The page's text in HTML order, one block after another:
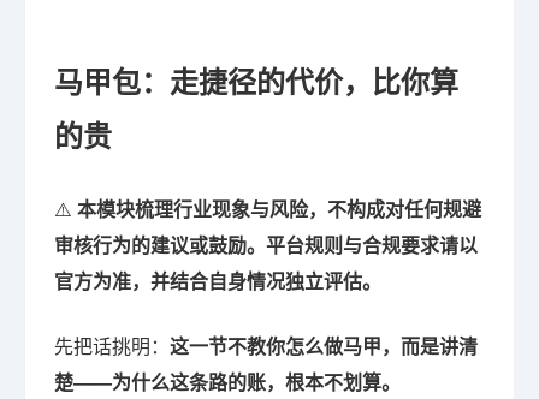
马甲包：走捷径的代价，比你算
的贵
⚠️ 本模块梳理行业现象与风险，不构成对任何规避
审核行为的建议或鼓励。平台规则与合规要求请以
官方为准，并结合自身情况独立评估。
先把话挑明： 这一节不教你怎么做马甲，而是讲清
楚——为什么这条路的账，根本不划算。